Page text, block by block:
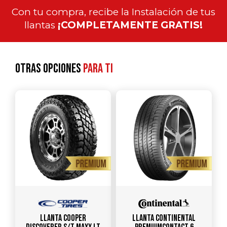
Con tu compra, recibe la Instalación de tus
llantas ¡COMPLETAMENTE GRATIS!
Otras opcionespara ti
Llanta COOPER
Llanta CONTINENTAL